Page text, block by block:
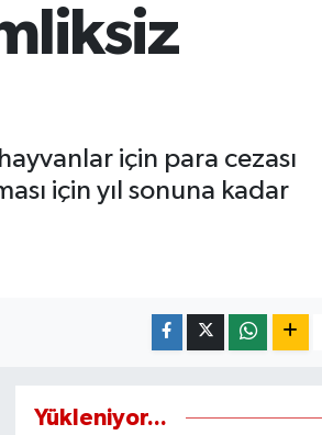
için para cezası
için yıl sonuna kadar
Yükleniyor...